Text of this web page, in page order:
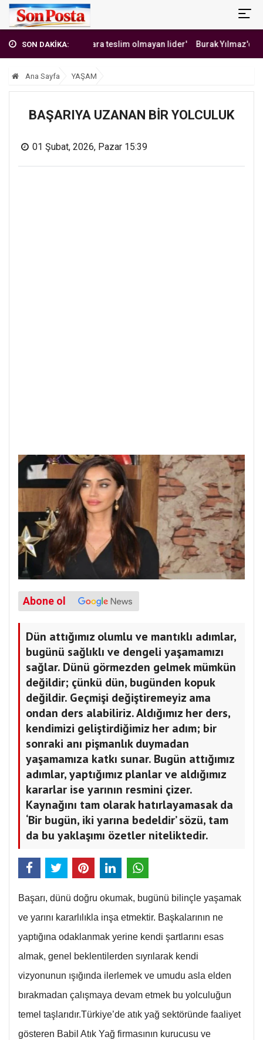
SON DAKİKA:
Şartlara teslim olmayan lider' Burak Yılmaz'dan Mehmet
Ana Sayfa YAŞAM
BAŞARIYA UZANAN BİR YOLCULUK
01 Şubat, 2026, Pazar 15:39
Abone ol
Dün attığımız olumlu ve mantıklı adımlar,
bugünü sağlıklı ve dengeli yaşamamızı
sağlar. Dünü görmezden gelmek mümkün
değildir; çünkü dün, bugünden kopuk
değildir. Geçmişi değiştiremeyiz ama
ondan ders alabiliriz. Aldığımız her ders,
kendimizi geliştirdiğimiz her adım; bir
sonraki anı pişmanlık duymadan
yaşamamıza katkı sunar. Bugün attığımız
adımlar, yaptığımız planlar ve aldığımız
kararlar ise yarının resmini çizer.
Kaynağını tam olarak hatırlayamasak da
‘Bir bugün, iki yarına bedeldir’ sözü, tam
da bu yaklaşımı özetler niteliktedir.
Başarı, dünü doğru okumak, bugünü bilinçle yaşamak
ve yarını kararlılıkla inşa etmektir. Başkalarının ne
yaptığına odaklanmak yerine kendi şartlarını esas
almak, genel beklentilerden sıyrılarak kendi
vizyonunun ışığında ilerlemek ve umudu asla elden
bırakmadan çalışmaya devam etmek bu yolculuğun
temel taşlarıdır.Türkiye’de atık yağ sektöründe faaliyet
gösteren Babil Atık Yağ firmasının kurucusu ve